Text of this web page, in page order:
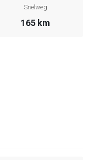
Snelweg
165 km